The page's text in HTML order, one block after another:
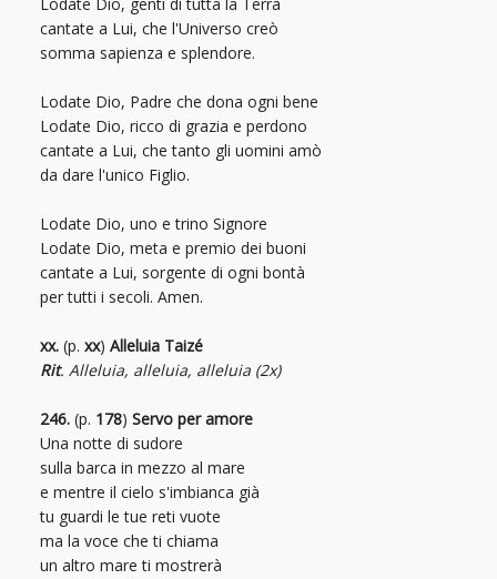
cantate a Lui, che l'Universo creò
somma sapienza e splendore.
Lodate Dio, Padre che dona ogni bene
Lodate Dio, ricco di grazia e perdono
cantate a Lui, che tanto gli uomini amò
da dare l'unico Figlio.
Lodate Dio, uno e trino Signore
Lodate Dio, meta e premio dei buoni
cantate a Lui, sorgente di ogni bontà
per tutti i secoli. Amen.
xx. (p. xx) Alleluia Taizé
Rit. Alleluia, alleluia, alleluia (2x)
246. (p. 178) Servo per amore
Una notte di sudore
sulla barca in mezzo al mare
e mentre il cielo s'imbianca già
tu guardi le tue reti vuote
ma la voce che ti chiama
un altro mare ti mostrerà